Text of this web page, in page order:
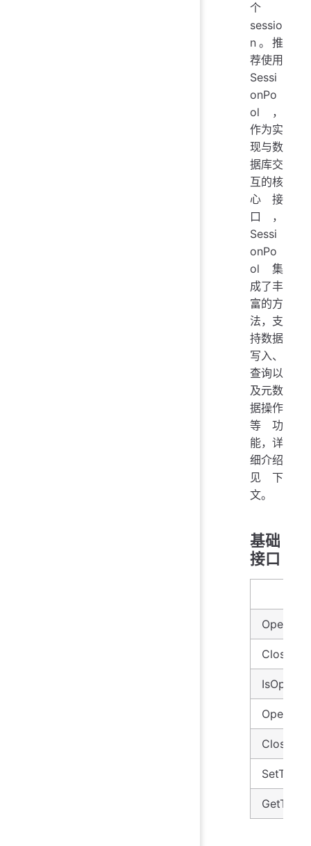
个
sessio
n。推
荐使用
Sessi
onPo
ol ，
作为实
现与数
据库交
互的核
心接
口，
Sessi
onPo
ol 集
成了丰
富的方
法，支
持数据
写入、
查询以
及元数
据操作
等功
能，详
细介绍
见下
文。
基础
接口
Open
Close
IsOpen